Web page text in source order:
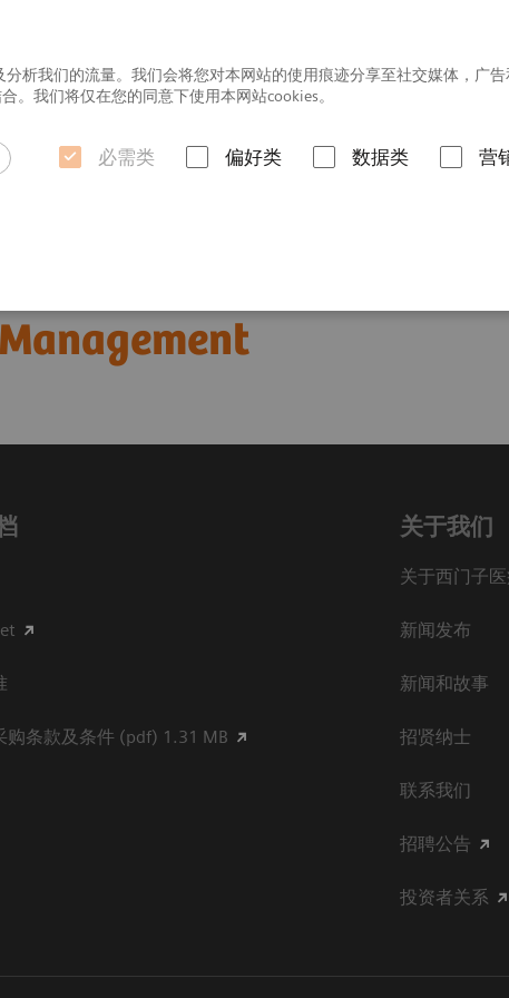
析我们的流量。我们会将您对本网站的使用痕迹分享至社交媒体，广
。我们将仅在您的同意下使用本网站cookies。
必需类 偏好类 数据类 营
购条款及条件 (pdf) 1.31 MB
关于我们
关于西门子
新闻发布
新闻和故事
招贤纳士
联系我们
招聘公告
投资者关系